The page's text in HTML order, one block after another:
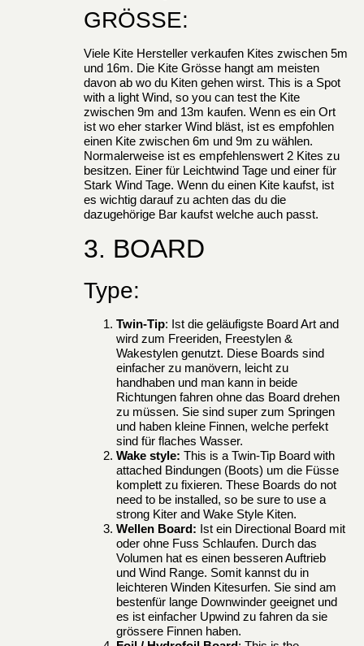
GRÖSSE:
Viele Kite Hersteller verkaufen Kites zwischen 5m
und 16m. Die Kite Grösse hangt am meisten
davon ab wo du Kiten gehen wirst. This is a Spot
with a light Wind, so you can test the Kite
zwischen 9m and 13m kaufen. Wenn es ein Ort
ist wo eher starker Wind bläst, ist es empfohlen
einen Kite zwischen 6m und 9m zu wählen.
Normalerweise ist es empfehlenswert 2 Kites zu
besitzen. Einer für Leichtwind Tage und einer für
Stark Wind Tage. Wenn du einen Kite kaufst, ist
es wichtig darauf zu achten das du die
dazugehörige Bar kaufst welche auch passt.
3. BOARD
Type:
Twin-Tip: Ist die geläufigste Board Art and
wird zum Freeriden, Freestylen &
Wakestylen genutzt. Diese Boards sind
einfacher zu manövern, leicht zu
handhaben und man kann in beide
Richtungen fahren ohne das Board drehen
zu müssen. Sie sind super zum Springen
und haben kleine Finnen, welche perfekt
sind für flaches Wasser.
Wake style: This is a Twin-Tip Board with
attached Bindungen (Boots) um die Füsse
komplett zu fixieren. These Boards do not
need to be installed, so be sure to use a
strong Kiter and Wake Style Kiten.
Wellen Board: Ist ein Directional Board mit
oder ohne Fuss Schlaufen. Durch das
Volumen hat es einen besseren Auftrieb
und Wind Range. Somit kannst du in
leichteren Winden Kitesurfen. Sie sind am
bestenfür lange Downwinder geeignet und
es ist einfacher Upwind zu fahren da sie
grössere Finnen haben.